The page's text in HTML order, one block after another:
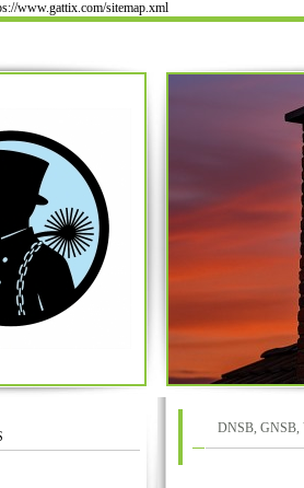
www.gattix.com/sitemap.xml
DNSB, GNSB,